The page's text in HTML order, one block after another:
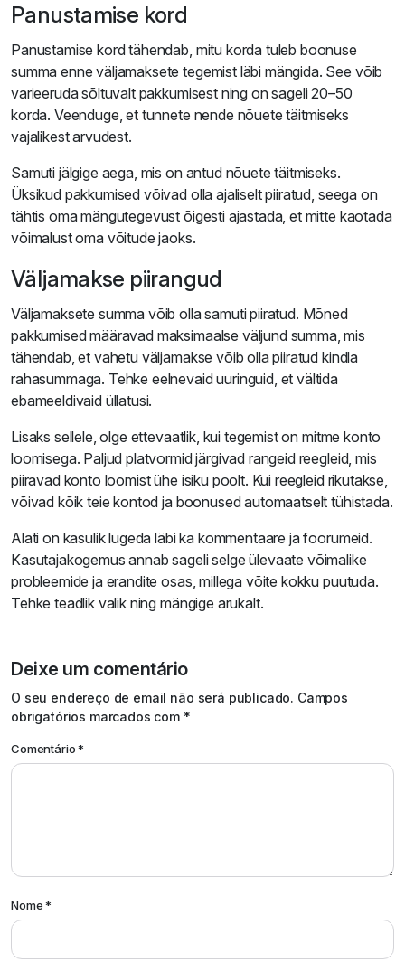
Panustamise kord
Panustamise kord tähendab, mitu korda tuleb boonuse
summa enne väljamaksete tegemist läbi mängida. See võib
varieeruda sõltuvalt pakkumisest ning on sageli 20–50
korda. Veenduge, et tunnete nende nõuete täitmiseks
vajalikest arvudest.
Samuti jälgige aega, mis on antud nõuete täitmiseks.
Üksikud pakkumised võivad olla ajaliselt piiratud, seega on
tähtis oma mängutegevust õigesti ajastada, et mitte kaotada
võimalust oma võitude jaoks.
Väljamakse piirangud
Väljamaksete summa võib olla samuti piiratud. Mõned
pakkumised määravad maksimaalse väljund summa, mis
tähendab, et vahetu väljamakse võib olla piiratud kindla
rahasummaga. Tehke eelnevaid uuringuid, et vältida
ebameeldivaid üllatusi.
Lisaks sellele, olge ettevaatlik, kui tegemist on mitme konto
loomisega. Paljud platvormid järgivad rangeid reegleid, mis
piiravad konto loomist ühe isiku poolt. Kui reegleid rikutakse,
võivad kõik teie kontod ja boonused automaatselt tühistada.
Alati on kasulik lugeda läbi ka kommentaare ja foorumeid.
Kasutajakogemus annab sageli selge ülevaate võimalike
probleemide ja erandite osas, millega võite kokku puutuda.
Tehke teadlik valik ning mängige arukalt.
Deixe um comentário
O seu endereço de email não será publicado. Campos
obrigatórios marcados com *
Comentário*
Nome*
Alternative: